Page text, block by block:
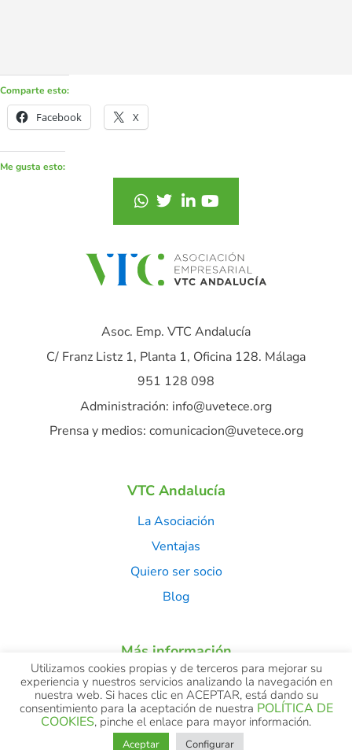
Comparte esto:
Facebook X
Me gusta esto:
Asoc. Emp. VTC Andalucía
C/ Franz Listz 1, Planta 1, Oficina 128. Málaga
951 128 098
Administración: info@uvetece.org
Prensa y medios: comunicacion@uvetece.org
VTC Andalucía
La Asociación
Ventajas
Quiero ser socio
Blog
Más información
Aviso Legal
Política de Privacidad
Política de Cookies
Utilizamos cookies propias y de terceros para mejorar su
experiencia y nuestros servicios analizando la navegación en
nuestra web. Si haces clic en ACEPTAR, está dando su
consentimiento para la aceptación de nuestra POLÍTICA DE
COOKIES, pinche el enlace para mayor información.
Aceptar Configurar